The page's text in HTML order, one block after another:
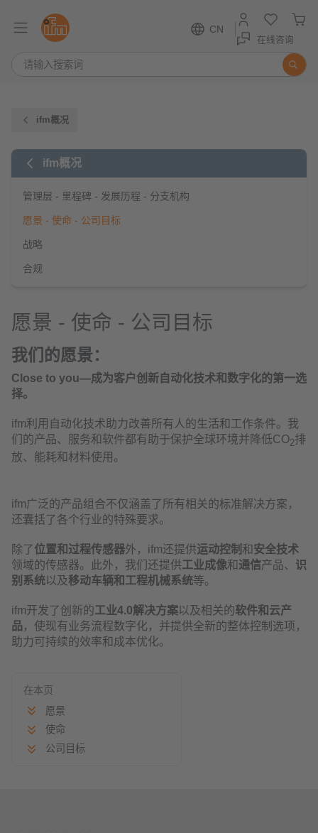
CN
在线咨询
ifm概况
ifm概况
管理层 - 里程碑 - 发展历程 - 分支机构
愿景 - 使命 - 公司目标
战略
合规
愿景 - 使命 - 公司目标
我们的愿景：
Close to you—成为客户创新自动化技术和数字化的第一选
择。
ifm利用自动化技术助力改善所有人的生活和工作条件。我
们的产品、服务和软件都有助于保护全球环境并降低CO2排
放、能耗和材料使用。
ifm广泛的产品组合不仅涵盖了所有相关的标准解决方案，
还囊括了各个行业的特殊要求。
除了位置和过程传感器外，ifm还提供运动控制 和 安全技术
领域的传感器。此外，我们还提供工业成像和 通信产品、 识
别系统以及移动车辆和工程机械系统等。
ifm开发了创新的工业4.0解决方案以及相关的软件和云产
品 ，使现有业务流程数字化，并提供全新的整体控制选项，
助力可持续的效率和成本优化。
在本页
愿景
使命
公司目标